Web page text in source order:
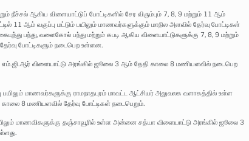
நீச்சல் ஆகிய விளையாட்டுப் போட்டிகளில் சேர விரும்பும் 7, 8, 9 மற்றும் 11 ஆம்
11 ஆம் வகுப்பு மட்டும் பயிலும் மாணவர்களுக்கும் மாநில அளவில் தேர்வு போட்டிகள்
பந்து, வளைகோல் பந்து மற்றும் கபடி ஆகிய விளையாட்டுகளுக்கு 7, 8, 9 மற்றும்
போட்டிகளும் நடைபெற உள்ளன.
எம்.ஜி.ஆர் விளையாட்டு அரங்கில் ஜூலை 3 ஆம் தேதி காலை 8 மணியளவில் நடைபெற
பயிலும் மாணவர்களுக்கு ராமநாதபுரம் மாவட்ட ஆட்சியர் அலுவலக வளாகத்தில் உள்ள
8 மணியளவில் தேர்வு போட்டிகள் நடைபெறும்.
மாணவிகளுக்கு தஞ்சாவூரில் உள்ள அன்னை சத்யா விளையாட்டு அரங்கில் ஜூலை 3